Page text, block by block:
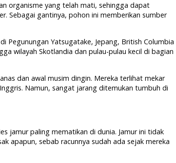
organisme yang telah mati, sehingga dapat
Sebagai gantinya, pohon ini memberikan sumber
Pegunungan Yatsugatake, Jepang, British Columbia
wilayah Skotlandia dan pulau-pulau kecil di bagian
dan awal musim dingin. Mereka terlihat mekar
Namun, sangat jarang ditemukan tumbuh di
jamur paling mematikan di dunia. Jamur ini tidak
apapun, sebab racunnya sudah ada sejak mereka